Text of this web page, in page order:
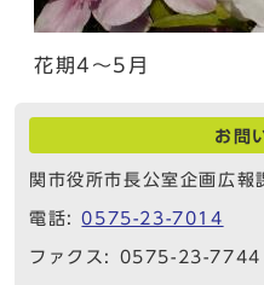
花期4～5月
お問
関市役所市長公室企画広報
電話:0575-23-7014
ファクス: 0575-23-7744